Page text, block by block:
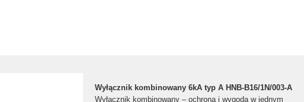
Wyłącznik kombinowany 6kA typ A HNB-B16/1N/003-A
Wyłącznik kombinowany – ochrona i wygoda w jednym